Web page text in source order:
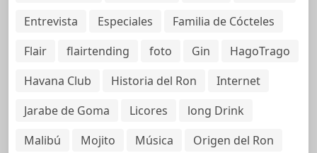
Entrevista
Especiales
Familia de Cócteles
Flair
flairtending foto Gin
HagoTrago
Havana Club
Historia del Ron
Internet
Jarabe de Goma
Licores
long Drink
Malibú
Mojito Música
Origen del Ron